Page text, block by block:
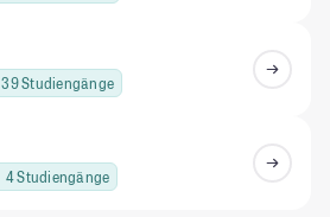
39 Studiengänge
4 Studiengänge